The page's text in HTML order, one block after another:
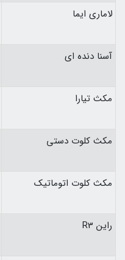
لاماری ایما
آسنا دنده ای
مکث تیارا
مکث کلوت دستی
مکث کلوت اتوماتیک
راین R3